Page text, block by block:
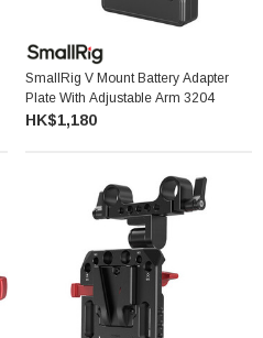
SmallRig V Mount Battery Adapter
Plate With Adjustable Arm 3204
HK$1,180